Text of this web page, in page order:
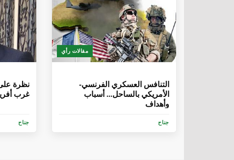
نظرة
غرب
جناح
مقالات رأي
التنافس العسكري الفرنسي-
الأمريكي بالساحل... أسباب
وأهداف
جناح